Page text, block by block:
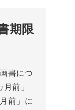
期限
書につ
前」
前」に